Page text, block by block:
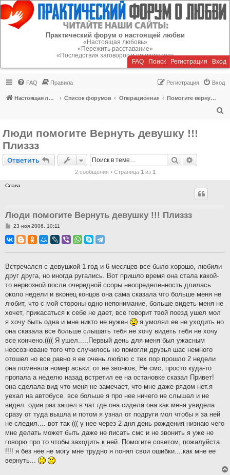
Регистрация
Практический форум о настоящей любви
«Настоящая любовь»
«Пережить расставание»
«Последствия заговоров и приворотов»
FAQ Поиск Регистрация Вход
FAQ Правила Вход
Регистрация
Настоящая любовь Список форумов Операционная
Помогите вернуть или пережить расставание!
Люди помогите Вернуть девушку !!!
Плиззз
Ответить
Ответить Поиск
2 сообщения • Страница 1 из 1
Слава
Люди помогите Вернуть девушку !!! Плиззз
С
о
б
и
е
23 ноя 2006, 10:11
Встречался с девушкой 1 год и 6 месяцев все было хорошо, любили
друг друга, но иногда ругались. Вот пришло время она стала какой-
то нервозной после очередной ссоры неопределенность длилась
около недели и вконец концов она сама сказала что больше меня не
любит, что с мой стороны одно непонимание, больше видеть меня не
хочет, прикасаться к себе не дает, все говорит твой поезд ушел мол
я хочу быть одна и мне никто не нужен
я умолял ее не уходить но
она сказала все больше слышать тебя не хочу видеть тебя не хочу
все кончено.(((( Я ушел.....Первый день для меня был ужасным
неосозноване того что случилось но помогли друзья шас немного
отошел но все равно я ее очень люблю с тех пор прошло 2 недели
она поменяла номер аськи. от не звонков, Не смс, просто куда-то
пропала а неделю назад встретил ее на остановке сказал Привет!
она сделала вид что меня не замечает, что мне даже рядом нет.я
уехал на автобусе. все больше я про нее ничего не слышал и не
видел. один раз зашел в чат где она сидела она как меня увидела
сразу от туда вышла и потом я узнал от подруги мол чтобы я за ней
не следил.... вот так ((( у нее через 2 дня день рождения низнаю чего
мне делать может быть даже не писать смс и не звонить я уже не
говорю про то чтобы заходить к ней. Помогите советом, пожалуйста
!!!! я без нее не могу мне трудно я понял свои ошибки....как мне ее
вернуть...